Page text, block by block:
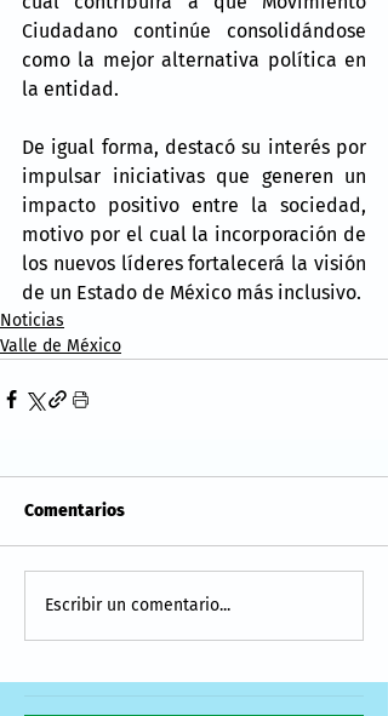
Ciudadano continúe consolidándose
como la mejor alternativa política en
la entidad.
De igual forma, destacó su interés por
impulsar iniciativas que generen un
impacto positivo entre la sociedad,
motivo por el cual la incorporación de
los nuevos líderes fortalecerá la visión
de un Estado de México más inclusivo.
Noticias
Valle de México
Comentarios
Escribir un comentario...